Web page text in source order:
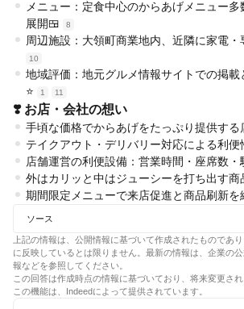
メニュー：定食中心のからあげメニュー
展開🍱
8
周辺施設：大領町商業地内、近隣に家電・
10
地域評価：地元グルメ情報サイトでの掲
⭐
1 11
❣️ お店・会社の想い
手頃な価格でからあげをたっぷり提供する
テイクアウト・デリバリー対応による利
店舗運営の利便設備：営業時間・座席数・
外はカリッと中はジューシーを打ち出す商
期間限定メニューで来店促進と商品刷新を
ソース
上記の情報は、公開情報に基づいて作成されたものであ
に反映しているとは限りません。最新の情報は、企業の
報などを参照してください。
この回答は作成時点の情報に基づいており、将来変更され
この機能は、Indeedによって提供されています。